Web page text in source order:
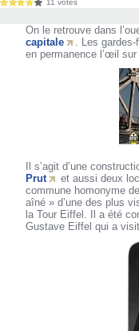
11 votes
On le retrouve dans
capitale
. Les
en permanence l’œil
Il s’agit d’une
Prut
et aussi deux
commune homonyme
aîné » d’une des plus
la Tour Eiffel. Il a été
Gustave Eiffel qui a